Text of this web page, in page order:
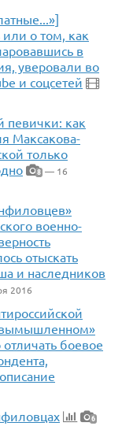
о том, как
в
уверовали во
и соцсетей
певички: как
Максакова-
только
8 — 16
военно-
отыскать
и наследников
2016
боевое
6